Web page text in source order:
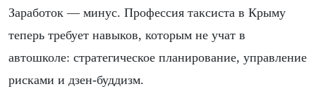
Заработок — минус. Профессия таксиста в Крыму
теперь требует навыков, которым не учат в
автошколе: стратегическое планирование, управление
рисками и дзен-буддизм.